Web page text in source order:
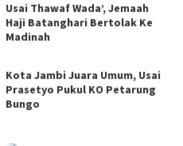
Usai Thawaf Wada’, Jemaah
Haji Batanghari Bertolak Ke
Madinah
Kota Jambi Juara Umum, Usai
Prasetyo Pukul KO Petarung
Bungo